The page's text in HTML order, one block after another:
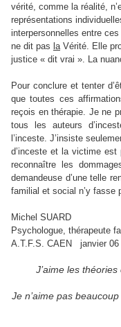
vérité, comme la réalité,
représentations
interpersonnelles entre
ne dit pas la Vérité. Elle
justice « dit vrai ». La
Pour conclure et tenter
que toutes ces
reçois en thérapie. Je ne
tous les auteurs
l’inceste. J’insiste
d’inceste et la victime est
reconnaître les
demandeuse d’une telle
familial et social n’y fasse
Michel SUARD
Psychologue, thérapeute
A.T.F.S. CAEN
janvier 06
J’aime les
Je n’aime pas